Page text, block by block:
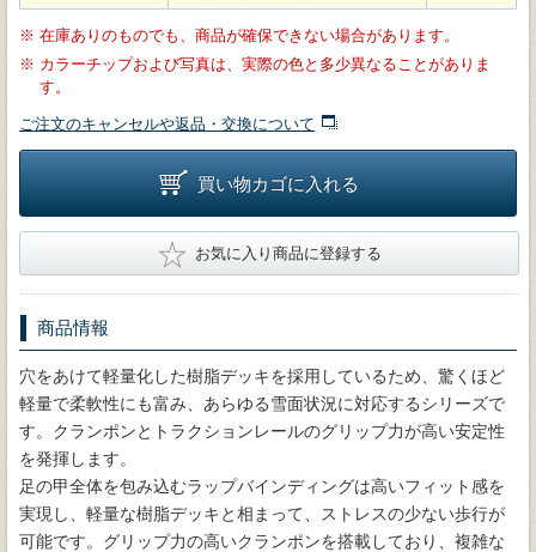
※ 在庫ありのものでも、商品が確保できない場合があります。
※ カラーチップおよび写真は、実際の色と多少異なることがありま
す。
ご注文のキャンセルや返品・交換について
買い物カゴに入れる
★ お気に入り商品に登録する
商品情報
穴をあけて軽量化した樹脂デッキを採用しているため、驚くほど
軽量で柔軟性にも富み、あらゆる雪面状況に対応するシリーズで
す。クランポンとトラクションレールのグリップ力が高い安定性
を発揮します。
足の甲全体を包み込むラップバインディングは高いフィット感を
実現し、軽量な樹脂デッキと相まって、ストレスの少ない歩行が
可能です。グリップ力の高いクランポンを搭載しており、複雑な